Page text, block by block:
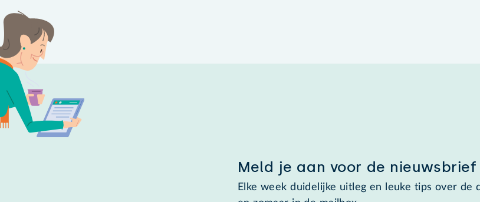
Meld je aan voor de nieuwsbrief
Elke week duidelijke uitleg en leuke tips over de